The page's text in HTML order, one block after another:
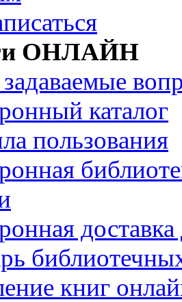
ОНЛАЙН
каталог
пользования
книг